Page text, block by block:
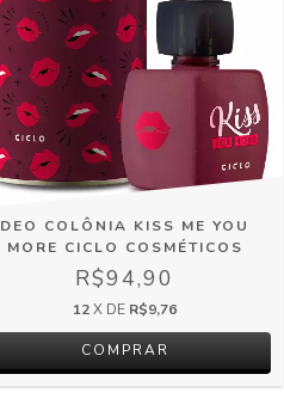
DEO COLÔNIA KISS ME YOU
MORE CICLO COSMÉTICOS
R$94,90
12X DE R$9,76